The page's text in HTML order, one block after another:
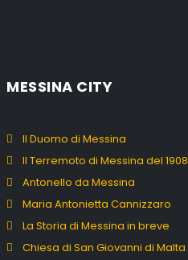
MESSINA CITY
Il Duomo di Messina
Il Terremoto di Messina del 1908
Antonello da Messina
Maria Antonietta Cannizzaro
La Storia di Messina in breve
Chiesa di San Giovanni di Malta